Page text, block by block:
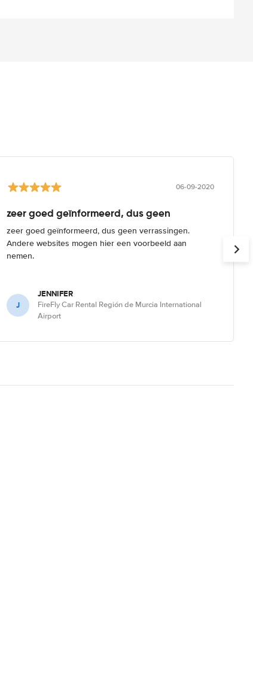
06-09-2020
zeer goed geïnformeerd, dus geen
zeer goed geïnformeerd, dus geen verrassingen.
Andere websites mogen hier een voorbeeld aan
nemen.
J
JENNIFER
FireFly Car Rental Región de Murcia International
Airport